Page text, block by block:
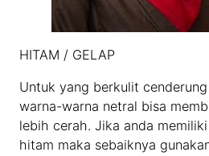
HITAM / GELAP
Untuk yang berkulit
warna-warna netral bisa
lebih cerah. Jika anda
hitam maka sebaiknya